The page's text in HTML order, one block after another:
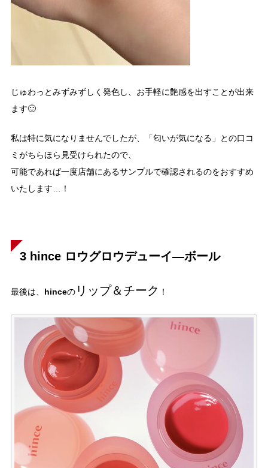
じゅわっとみずみずしく発色し、お手軽に艶感を出すことが出来
ます🙂
私は特に気になりませんでしたが、「匂いが気になる」との口コ
ミがちらほら見受けられたので、
可能であれば一度店舗にあるサンプルで確認されるのをおすすめ
いたします…！
3 hince ロウグロウデューイ―ボール
最後は、 hinceのリップ＆チーク ！